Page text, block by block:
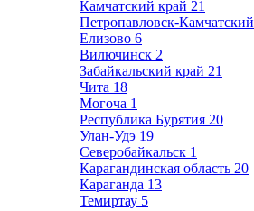
Камчатский край 21
Петропавловск-Камчатский
Елизово 6
Вилючинск 2
Забайкальский край 21
Чита 18
Могоча 1
Республика Бурятия 20
Улан-Удэ 19
Северобайкальск 1
Карагандинская область 20
Караганда 13
Темиртау 5